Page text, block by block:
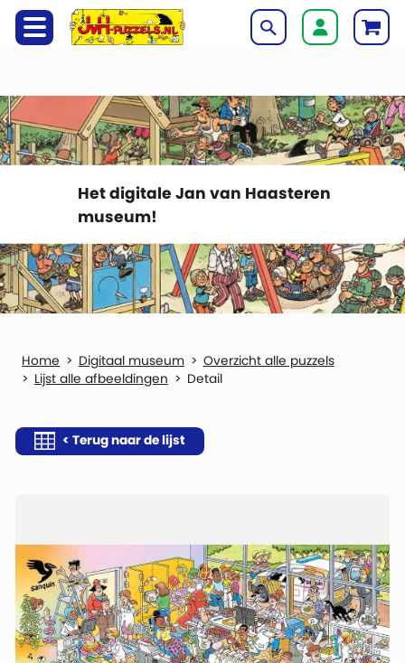
Het digitale Jan van Haasteren
museum!
Digitaal museum
Overzicht alle puzzels
Lijst alle afbeeldingen
Detail
< Terug naar de lijst